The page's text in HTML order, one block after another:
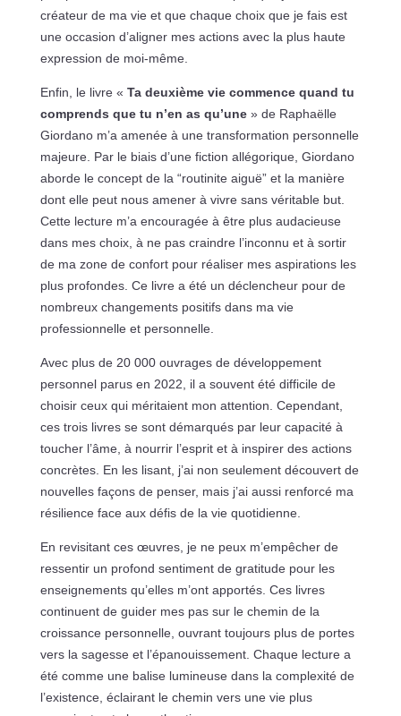
créateur de ma vie et que chaque choix que je fais est
une occasion d’aligner mes actions avec la plus haute
expression de moi-même.
Enfin, le livre « Ta deuxième vie commence quand tu
comprends que tu n’en as qu’une» de Raphaëlle
Giordano m’a amenée à une transformation personnelle
majeure. Par le biais d’une fiction allégorique, Giordano
aborde le concept de la “routinite aiguë” et la manière
dont elle peut nous amener à vivre sans véritable but.
Cette lecture m’a encouragée à être plus audacieuse
dans mes choix, à ne pas craindre l’inconnu et à sortir
de ma zone de confort pour réaliser mes aspirations les
plus profondes. Ce livre a été un déclencheur pour de
nombreux changements positifs dans ma vie
professionnelle et personnelle.
Avec plus de 20 000 ouvrages de développement
personnel parus en 2022, il a souvent été difficile de
choisir ceux qui méritaient mon attention. Cependant,
ces trois livres se sont démarqués par leur capacité à
toucher l’âme, à nourrir l’esprit et à inspirer des actions
concrètes. En les lisant, j’ai non seulement découvert de
nouvelles façons de penser, mais j’ai aussi renforcé ma
résilience face aux défis de la vie quotidienne.
En revisitant ces œuvres, je ne peux m’empêcher de
ressentir un profond sentiment de gratitude pour les
enseignements qu’elles m’ont apportés. Ces livres
continuent de guider mes pas sur le chemin de la
croissance personnelle, ouvrant toujours plus de portes
vers la sagesse et l’épanouissement. Chaque lecture a
été comme une balise lumineuse dans la complexité de
l’existence, éclairant le chemin vers une vie plus